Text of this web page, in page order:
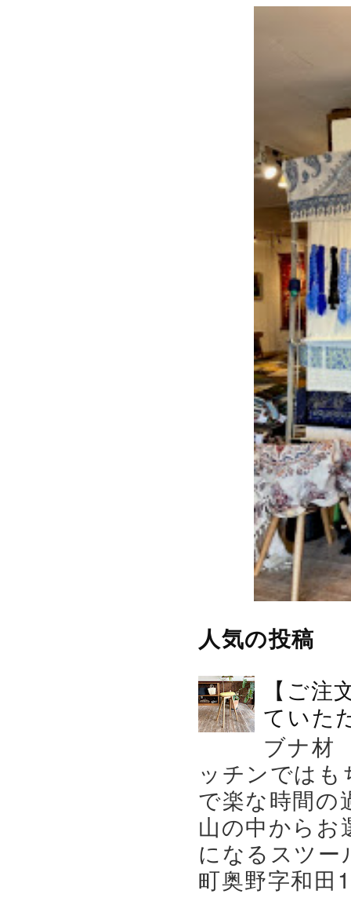
人気の投稿
【ご
ていた
ブナ材
ッチンでは
で楽な時間の
山の中から
になるスツー
町奥野字和